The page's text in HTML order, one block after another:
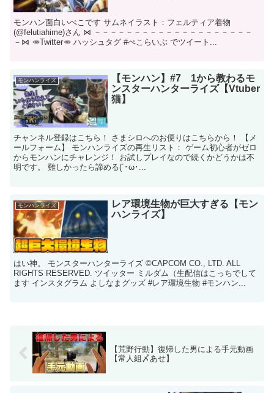
モンハン面白いぺこです サムネイラスト：フェルティア着物
(@felutiahime)さん ⋈ －－－－－－－－－－－－－－－－－－－－
－⋈ 🥕Twitter🥕 ハッシュタグ #ぺこらいぶ でツイート...
モンハンライズ
【モンハン】#7 1から教わるモ
ンスターハンターライズ【Vtuber
猫】
チャンネル登録はこちら！ さまシロへのお便りはこちらから！ 【メ
ールフォーム】 モンハンライズの再生リスト： ゲーム初心者がゼロ
からモンハンにチャレンジ！ お試しプレイなので続くかどうかは不
明です。 難しかったら諦める(´･ω･...
モンハンライズ
レア環境生物が巨大すぎる【モン
ハンライズ】
はい神。 モンスターハンターライズ ©CAPCOM CO., LTD. ALL
RIGHTS RESERVED. ツイッター ミルダム（生配信はこっちでして
ます インスタグラム よしなまグッズ #レア環境生物 #モンハン...
【荒野行動】復帰した男による手元動画
【常人組〆あせ】